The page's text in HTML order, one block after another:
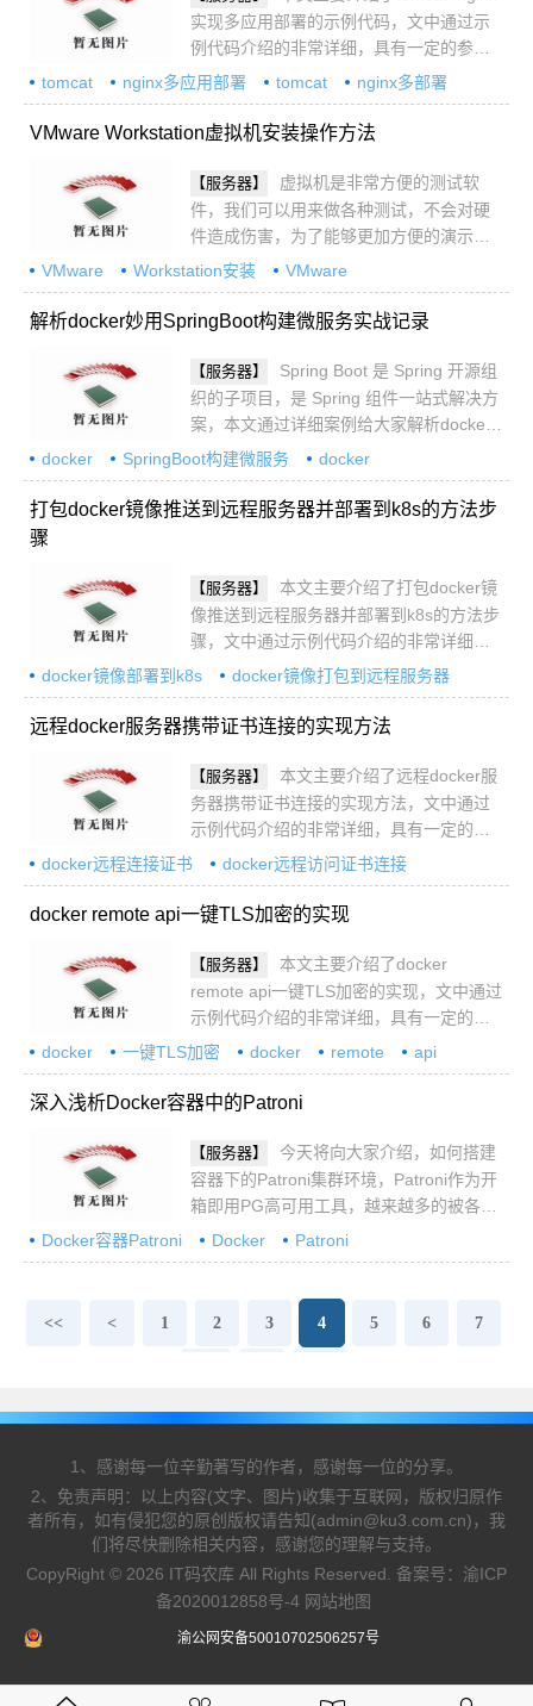
实现多应用部署的示例代码，文中通过示
例代码介绍的非常详细，具有一定的参考
价值，感兴趣的小伙伴们可以参考一下
tomcat nginx多应用部署 tomcat nginx多部署
VMware Workstation虚拟机安装操作方法
【服务器】
虚拟机是非常方便的测试软
件，我们可以用来做各种测试，不会对硬
件造成伤害，为了能够更加方便的演示环
境，便于做各种例子，下面给大家介绍
VMware Workstation虚拟机安装操作方
法，感兴趣的朋友一起看看吧
VMware Workstation安装
VMware
Workstation虚拟机安装
解析docker妙用SpringBoot构建微服务实战记录
【服务器】
Spring Boot 是 Spring 开源组
织的子项目，是 Spring 组件一站式解决方
案，本文通过详细案例给大家解析docker
妙用SpringBoot构建微服务实战记录，感
兴趣的朋友跟随小编一起看看吧
docker SpringBoot构建微服务
docker
SpringBoot微服务
打包docker镜像推送到远程服务器并部署到k8s的方法步
骤
【服务器】
本文主要介绍了打包docker镜
像推送到远程服务器并部署到k8s的方法步
骤，文中通过示例代码介绍的非常详细，
具有一定的参考价值，感兴趣的小伙伴们
可以参考一下
docker镜像部署到k8s docker镜像打包到远程服务器
远程docker服务器携带证书连接的实现方法
【服务器】
本文主要介绍了远程docker服
务器携带证书连接的实现方法，文中通过
示例代码介绍的非常详细，具有一定的参
考价值，感兴趣的小伙伴们可以参考一下
docker远程连接证书 docker远程访问证书连接
docker remote api一键TLS加密的实现
【服务器】
本文主要介绍了docker
remote api一键TLS加密的实现，文中通过
示例代码介绍的非常详细，具有一定的参
考价值，感兴趣的小伙伴们可以参考一下
docker 一键TLS加密 docker remote
api
TLS加密
深入浅析Docker容器中的Patroni
【服务器】
今天将向大家介绍，如何搭建
容器下的Patroni集群环境，Patroni作为开
箱即用PG高可用工具，越来越多的被各个
厂商用于云环境下使用
Docker容器Patroni Docker Patroni
<< < 1 2 3 4 5 6 7
1、感谢每一位辛勤著写的作者，感谢每一位的分享。
2、免责声明：以上内容(文字、图片)收集于互联网，版权归原作
者所有，如有侵犯您的原创版权请告知(admin@ku3.com.cn)，我
们将尽快删除相关内容，感谢您的理解与支持。
CopyRight © 2026 IT码农库 All Rights Reserved. 备案号： 渝ICP
备2020012858号-4 网站地图
渝公网安备50010702506257号